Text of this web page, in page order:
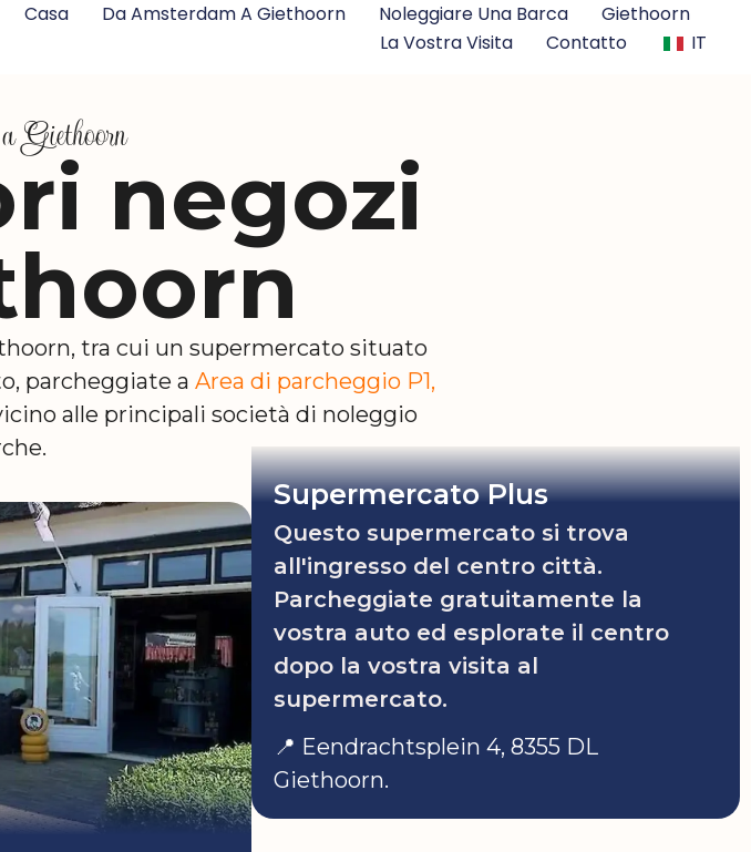
Casa Da Amsterdam A Giethoorn Noleggiare Una Barca
Giethoorn
La Vostra Visita
Contatto IT
Giethoorn
negozi
tra cui un supermercato situato
parcheggiate a Area di parcheggio P1,
alle principali società di noleggio
Supermercato Plus
Questo supermercato si trova
all'ingresso del centro città.
Parcheggiate gratuitamente la
vostra auto ed esplorate il centro
dopo la vostra visita al
supermercato.
📍 Eendrachtsplein 4, 8355 DL
Giethoorn.